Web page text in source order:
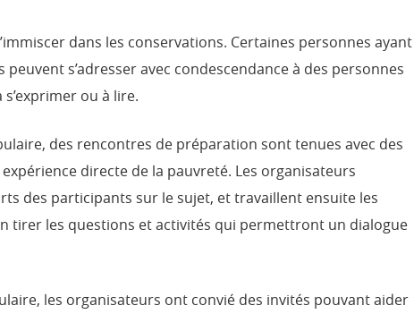
dans les conservations. Certaines personnes ayant
s’adresser avec condescendance à des personnes
ou à lire.
des rencontres de préparation sont tenues avec des
directe de la pauvreté. Les organisateurs
des participants sur le sujet, et travaillent ensuite les
tirer les questions et activités qui permettront un dialogue
les organisateurs ont convié des invités pouvant aider